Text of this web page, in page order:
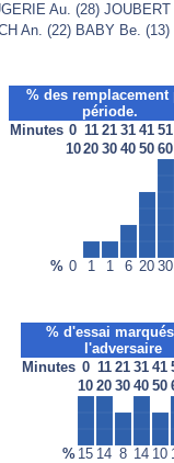
Au. (28)
An. (22) BABY Be.
% des remplacement
période.
Minutes 0 11 21 31 41 51
1020 30 40 50 60
% 0 1 1 6 20 30
% d'essai
l'adversaire
Minutes 0 11 21 31 41
10 20 30 40 50
% 15 14 8 14 10